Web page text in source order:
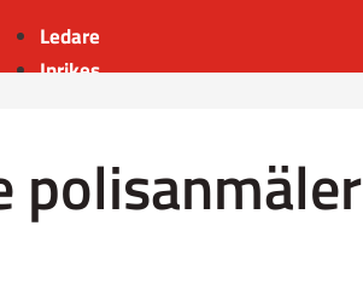
Ledare
Inrikes
Sport
Insänt
polisanmäler